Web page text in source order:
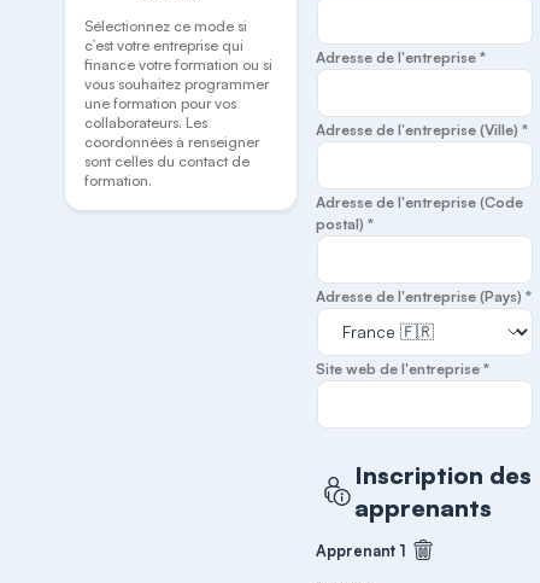
Sélectionnez ce mode si
c’est votre entreprise qui
finance votre formation ou si
vous souhaitez programmer
une formation pour vos
collaborateurs. Les
coordonnées à renseigner
sont celles du contact de
formation.
Adresse de l'entreprise *
Adresse de l'entreprise (Ville) *
Adresse de l'entreprise (Code
postal) *
Adresse de l'entreprise (Pays) *
Site web de l'entreprise *
Inscription des
apprenants
Apprenant 1 Supprimer